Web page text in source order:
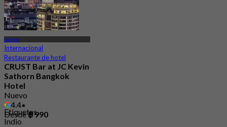
Sathon
Internacional
Restaurante de hotel
CRUST Bar at JC Kevin
Sathorn Bangkok
Hotel
Nuevo
4.4
Desde฿ 990
Etiquetas
Indio